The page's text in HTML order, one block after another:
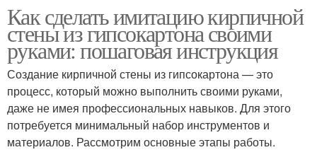
Как сделать имитацию кирпичной
стены из гипсокартона своими
руками: пошаговая инструкция
Создание кирпичной стены из гипсокартона — это
процесс, который можно выполнить своими руками,
даже не имея профессиональных навыков. Для этого
потребуется минимальный набор инструментов и
материалов. Рассмотрим основные этапы работы.